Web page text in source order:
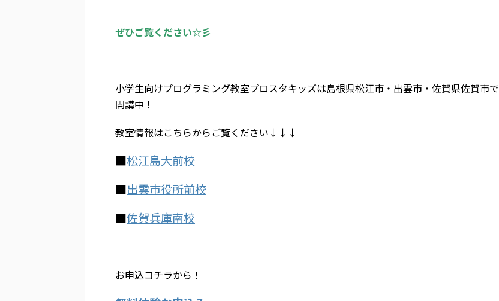
ぜひご覧ください☆彡
小学生向けプログラミング教室プロスタキッズは島根県松江市・出雲市・佐賀県佐賀市で
開講中！
教室情報はこちらからご覧ください↓↓↓
■松江島大前校
■出雲市役所前校
■佐賀兵庫南校
お申込コチラから！